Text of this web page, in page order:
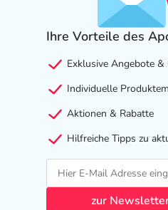
Ihre Vorteile des
Exklusive Angebote &
Individuelle
Aktionen & Rabatte
Hilfreiche Tipps zu
zur